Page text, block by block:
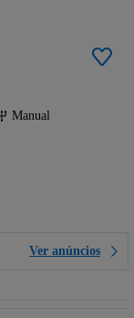
Manual
Ver anúncios